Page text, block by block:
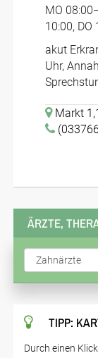
MO
10:00, DO
akut
Uhr,
Markt
ÄRZTE,
TIPP:
Durch einen